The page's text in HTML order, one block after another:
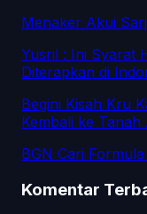
Menaker Akui
Yusril : Ini Syarat
Diterapkan di
Begini Kisah Kru
Kembali ke
BGN Cari
Komentar